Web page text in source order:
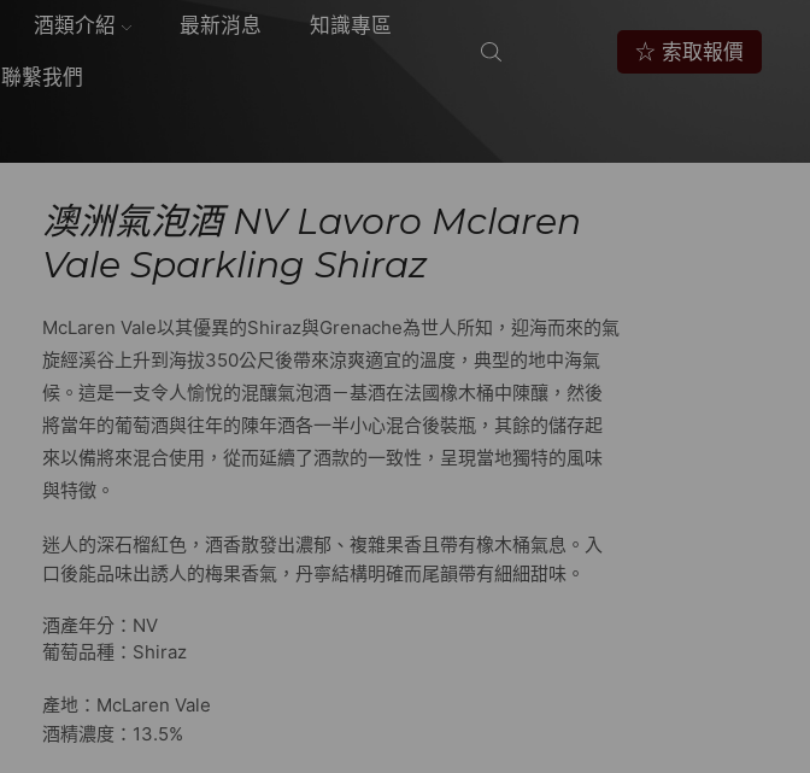
酒類介紹 最新消息 知識專區
聯繫我們
☆ 索取報價
澳洲氣泡酒 NV Lavoro Mclaren
Vale Sparkling Shiraz
McLaren Vale以其優異的Shiraz與Grenache為世人所知，迎海而來的氣
旋經溪谷上升到海拔350公尺後帶來涼爽適宜的溫度，典型的地中海氣
候。這是一支令人愉悅的混釀氣泡酒－基酒在法國橡木桶中陳釀，然後
將當年的葡萄酒與往年的陳年酒各一半小心混合後裝瓶，其餘的儲存起
來以備將來混合使用，從而延續了酒款的一致性，呈現當地獨特的風味
與特徵。
迷人的深石榴紅色，酒香散發出濃郁、複雜果香且帶有橡木桶氣息。入
口後能品味出誘人的梅果香氣，丹寧結構明確而尾韻帶有細細甜味。
酒產年分：NV
葡萄品種：Shiraz
產地：McLaren Vale
酒精濃度：13.5%